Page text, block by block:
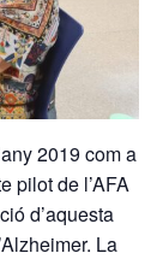
2019 com a
pilot de l’AFA
d’aquesta
La